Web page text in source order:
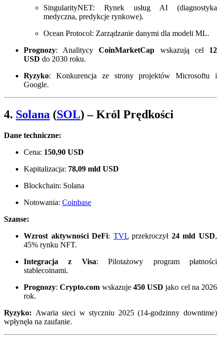
SingularityNET: Rynek usług AI (diagnostyka
medyczna, predykcje rynkowe).
Ocean Protocol: Zarządzanie danymi dla modeli ML.
Prognozy: AnalitycyCoinMarketCap wskazują cel 12
USD do 2030 roku.
Ryzyko: Konkurencja ze strony projektów Microsoftu i
Google.
4. Solana (SOL) – Król Prędkości
Dane techniczne:
Cena: 150,90 USD
Kapitalizacja: 78,09 mld USD
Blockchain: Solana
Notowania: Coinbase
Szanse:
Wzrost aktywności DeFi: TVLprzekroczył 24 mld USD,
45% rynku NFT.
Integracja z Visa: Pilotażowy program płatności
stablecoinami.
Prognozy:Crypto.com wskazuje 450 USD jako cel na 2026
rok.
Ryzyko: Awaria sieci w styczniu 2025 (14-godzinny downtime)
wpłynęła na zaufanie.